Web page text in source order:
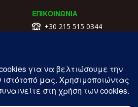
ΕΠΙΚΟΙΝΩΝΙΑ
+30 215 515 0344
ΓΕΜΗ: 177203407000